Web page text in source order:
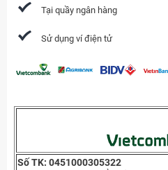
Tại quầy ngân hàng
Sử dụng ví điện tử
Số TK: 0451000305322